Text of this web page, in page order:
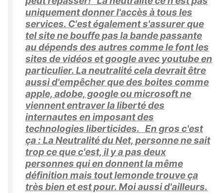
uniquement donner l'accès à tous les
services. C'est également s'assurer que
tel site ne bouffe pas la bande passante
au dépends des autres comme le font les
sites de vidéos et google avec youtube en
particulier. La neutralité cela devrait être
aussi d'empêcher que des boites comme
apple, adobe, google ou microsoft ne
viennent entraver la liberté des
internautes en imposant des
technologies liberticides. En gros c'est
ça : La Neutralité du Net, personne ne sait
trop ce que c'est, il y a pas deux
personnes qui en donnent la même
définition mais tout lemonde trouve ça
très bien et est pour. Moi aussi d'ailleurs.